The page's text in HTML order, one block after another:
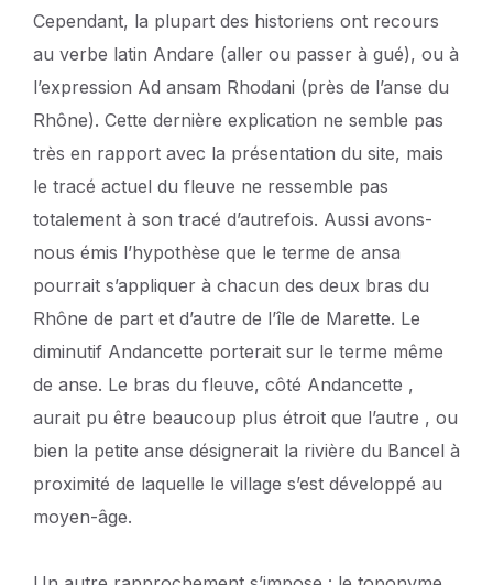
Cependant, la plupart des historiens ont recours
au verbe latin Andare (aller ou passer à gué), ou à
l’expression Ad ansam Rhodani (près de l’anse du
Rhône). Cette dernière explication ne semble pas
très en rapport avec la présentation du site, mais
le tracé actuel du fleuve ne ressemble pas
totalement à son tracé d’autrefois. Aussi avons-
nous émis l’hypothèse que le terme de ansa
pourrait s’appliquer à chacun des deux bras du
Rhône de part et d’autre de l’île de Marette. Le
diminutif Andancette porterait sur le terme même
de anse. Le bras du fleuve, côté Andancette ,
aurait pu être beaucoup plus étroit que l’autre , ou
bien la petite anse désignerait la rivière du Bancel à
proximité de laquelle le village s’est développé au
moyen-âge.